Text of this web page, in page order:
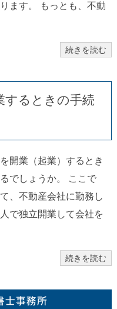
ます。 もっとも、不動
続きを読む
するときの手続
開業（起業）するとき
でしょうか。 ここで
、不動産会社に勤務し
で独立開業して会社を
続きを読む